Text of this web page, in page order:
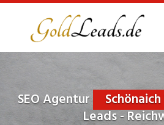
SEO Agentur
Leads -